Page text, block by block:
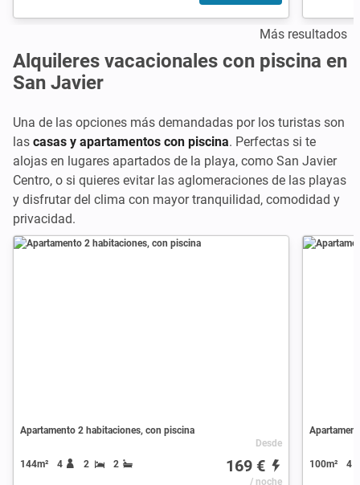
Más resultados
Alquileres vacacionales con piscina en
San Javier
Una de las opciones más demandadas por los turistas son
las casas y apartamentos con piscina. Perfectas si te
alojas en lugares apartados de la playa, como San Javier
Centro, o si quieres evitar las aglomeraciones de las playas
y disfrutar del clima con mayor tranquilidad, comodidad y
privacidad.
Apartamento 2 habitaciones, con piscina
144m² 4 2 2
Desde
169 €
/ noche
100m² 4